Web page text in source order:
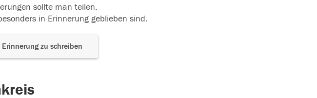
sollte man teilen.
in Erinnerung geblieben sind.
zu schreiben